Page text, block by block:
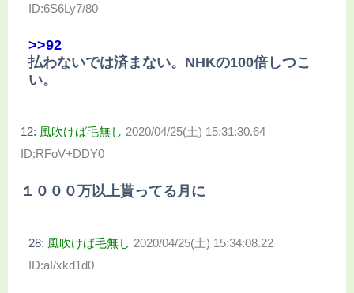
ID:6S6Ly7/80
>>92
払わないでは済まない。NHKの100倍しつこ
い。
12: 風吹けば毛無し 2020/04/25(土) 15:31:30.64
ID:RFoV+DDY0
１０００万以上貰ってる月に
28: 風吹けば毛無し 2020/04/25(土) 15:34:08.22
ID:aI/xkd1d0